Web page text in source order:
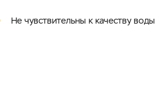
Не чувствительны к качеству воды